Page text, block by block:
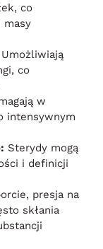
co
masy
Umożliwiają
co
w
intensywnym
Sterydy mogą
i definicji
presja na
skłania